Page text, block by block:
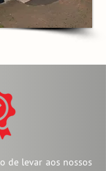
de levar aos nossos